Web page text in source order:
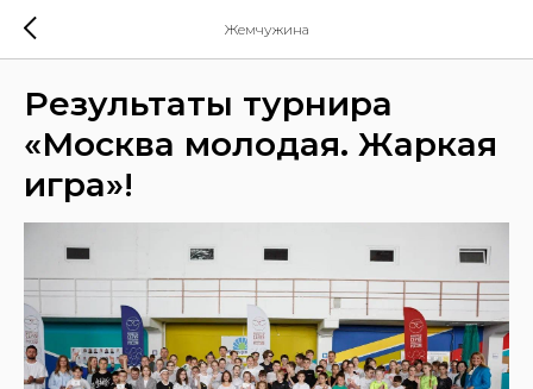
Жемчужина
Результаты турнира
«Москва молодая. Жаркая
игра»!